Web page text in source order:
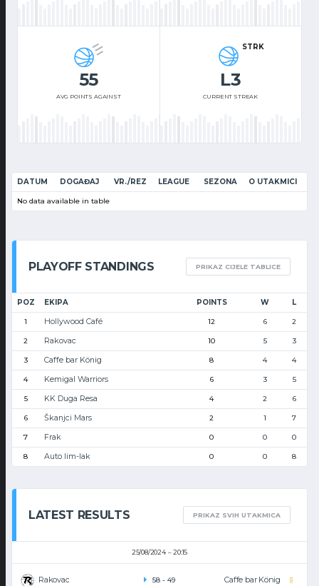
55
AVG POINTS AGAINST
STRK
L3
CURRENT STREAK
DATUM DOGAĐAJ VR./REZ LEAGUE SEZONA O UTAKMICI
No data available in table
PLAYOFF STANDINGS PRIKAZ CIJELE TABLICE
POZ EKIPA POINTS W L
1 Hollywood Café 12 6 2
2 Rakovac 10 5 3
3 Caffe bar König 8 4 4
4 Kemigal Warriors 6 3 5
5 KK Duga Resa 4 2 6
6 Škanjci Mars 2 1 7
7 Frak 0 0 0
8 Auto lim-lak 0 0 8
LATEST RESULTS PRIKAZ SVIH UTAKMICA
25/08/2024 20:15
Rakovac Caffe bar König
58 - 49